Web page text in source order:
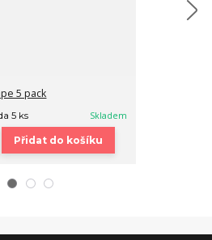
5 pack
5 ks Skladem
Přidat do košíku